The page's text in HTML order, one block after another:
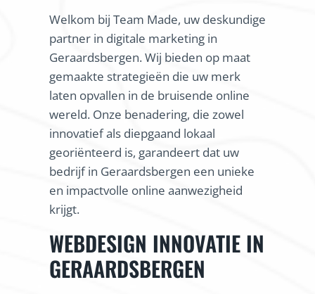
Welkom bij Team Made, uw deskundige
partner in digitale marketing in
Geraardsbergen. Wij bieden op maat
gemaakte strategieën die uw merk
laten opvallen in de bruisende online
wereld. Onze benadering, die zowel
innovatief als diepgaand lokaal
georiënteerd is, garandeert dat uw
bedrijf in Geraardsbergen een unieke
en impactvolle online aanwezigheid
krijgt.
WEBDESIGN INNOVATIE IN
GERAARDSBERGEN